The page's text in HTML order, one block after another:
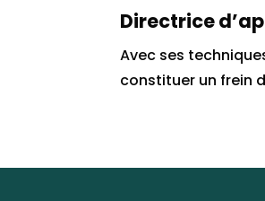
Directrice
Avec ses
constituer un frein